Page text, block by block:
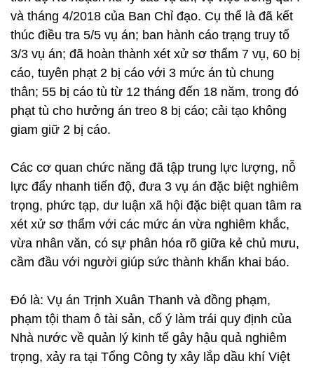
và tháng 4/2018 của Ban Chỉ đạo. Cụ thể là đã kết
thúc điều tra 5/5 vụ án; ban hành cáo trạng truy tố
3/3 vụ án; đã hoàn thành xét xử sơ thẩm 7 vụ, 60 bị
cáo, tuyên phạt 2 bị cáo với 3 mức án tù chung
thân; 55 bị cáo tù từ 12 tháng đến 18 năm, trong đó
phạt tù cho hưởng án treo 8 bị cáo; cải tạo không
giam giữ 2 bị cáo.
Các cơ quan chức năng đã tập trung lực lượng, nỗ
lực đẩy nhanh tiến độ, đưa 3 vụ án đặc biệt nghiêm
trọng, phức tạp, dư luận xã hội đặc biệt quan tâm ra
xét xử sơ thẩm với các mức án vừa nghiêm khắc,
vừa nhân văn, có sự phân hóa rõ giữa kẻ chủ mưu,
cầm đầu với người giúp sức thành khẩn khai báo.
Đó là: Vụ án Trịnh Xuân Thanh và đồng phạm,
phạm tội tham ô tài sản, cố ý làm trái quy định của
Nhà nước về quản lý kinh tế gây hậu quả nghiêm
trọng, xảy ra tại Tổng Công ty xây lắp dầu khí Việt